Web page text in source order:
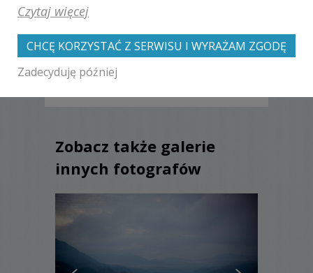
[ brak komentarzy ]
Zobacz także galerie
innych fotografów
Czytaj więcej
CHCĘ KORZYSTAĆ Z SERWISU I WYRAŻAM ZGODĘ
Zadecyduję później